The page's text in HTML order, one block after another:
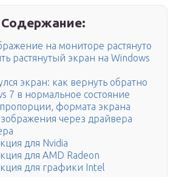
Содержание:
на мониторе растянуто
растянутый экран на Windows
экран: как вернуть обратно
7 в нормальное состояние
формата экрана
через драйвера
для Nvidia
для AMD Radeon
для графики Intel